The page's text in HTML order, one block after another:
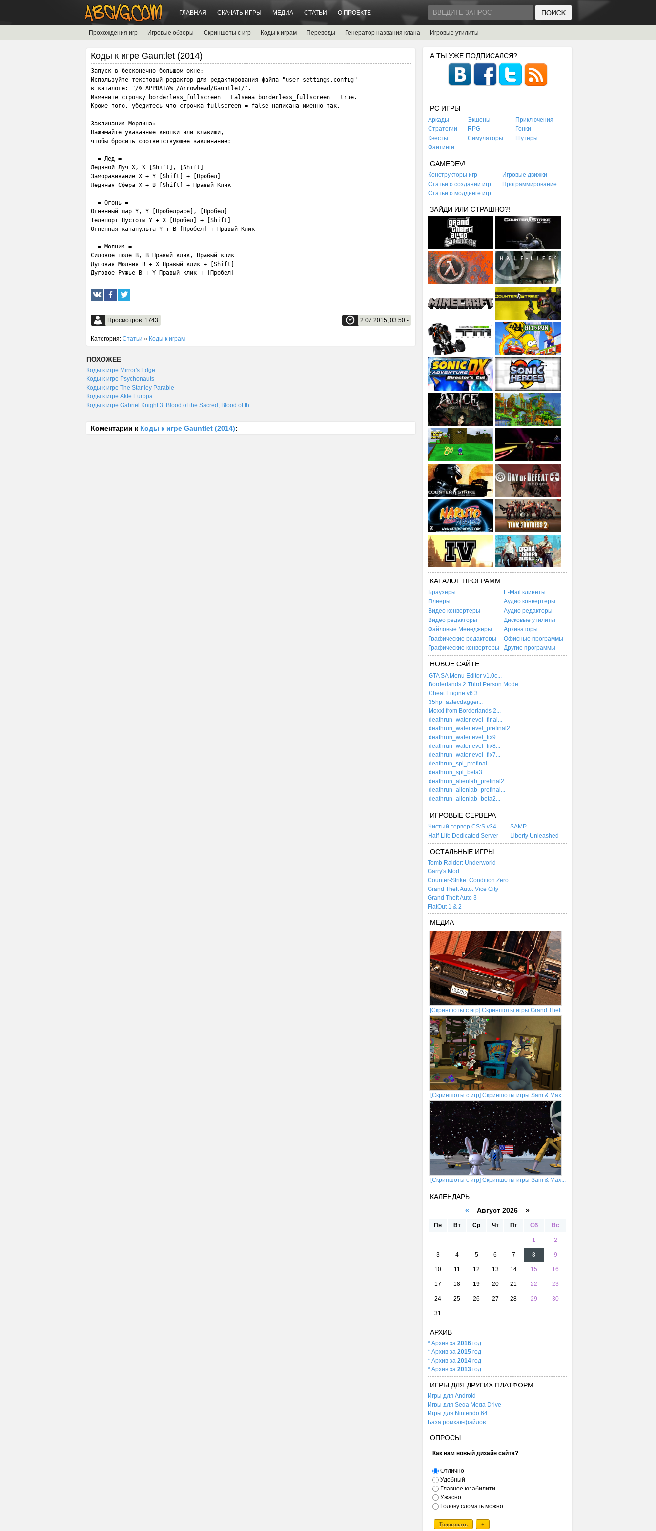
ГЛАВНАЯ СКАЧАТЬ ИГРЫ МЕДИА СТАТЬИ О ПРОЕКТЕ
Прохождения игр Игровые обзоры Скриншоты с игр Коды к играм Переводы Генератор названия клана Игровые утилиты
Коды к игре Gauntlet (2014)
Запуск в бесконечно большом окне:
Используйте текстовый редактор для редактирования файла "user_settings.config"
в каталоге: "/% APPDATA% /Arrowhead/Gauntlet/".
Измените строчку borderless_fullscreen = Falseна borderless_fullscreen = true.
Кроме того, убедитесь что строчка fullscreen = false написана именно так.
Заклинания Мерлина:
Нажимайте указанные кнопки или клавиши,
чтобы бросить соответствующее заклинание:
- = Лед = -
Ледяной Луч X, X [Shift], [Shift]
Замораживание X + Y [Shift] + [Пробел]
Ледяная Сфера X + B [Shift] + Правый Клик
- = Огонь = -
Огненный шар Y, Y [Пробелpace], [Пробел]
Телепорт Пустоты Y + X [Пробел] + [Shift]
Огненная катапульта Y + B [Пробел] + Правый Клик
- = Молния = -
Силовое поле B, B Правый клик, Правый клик
Дуговая Молния B + X Правый клик + [Shift]
Дуговое Ружье B + Y Правый клик + [Пробел]
Просмотров: 1743 2.07.2015, 03:50 -
Категория: Статьи » Коды к играм
ПОХОЖЕЕ
Коды к игре Mirror's Edge
Коды к игре Psychonauts
Коды к игре The Stanley Parable
Коды к игре Akte Europa
Коды к игре Gabriel Knight 3: Blood of the Sacred, Blood of th
Коментарии к Коды к игре Gauntlet (2014):
А ТЫ УЖЕ ПОДПИСАЛСЯ?
PC ИГРЫ
Аркады Экшены
Приключения
Стратегии
RPG
Гонки
Квесты
Симуляторы
Шутеры
Файтинги
GAMEDEV!
Конструкторы игр
Игровые движки
Статьи о создании игр
Программирование
Статьи о моддинге игр
ЗАЙДИ ИЛИ СТРАШНО?!
КАТАЛОГ ПРОГРАММ
Браузеры
E-Mail клиенты
Плееры
Аудио конвертеры
Видео конвертеры
Аудио редакторы
Видео редакторы
Дисковые утилиты
Файловые Менеджеры
Архиваторы
Графические редакторы
Офисные программы
Графические конвертеры
Другие программы
НОВОЕ САЙТЕ
GTA SA Menu Editor v1.0c...
Borderlands 2 Third Person Mode...
Cheat Engine v6.3...
35hp_aztecdagger...
Moxxi from Borderlands 2...
deathrun_waterlevel_final...
deathrun_waterlevel_prefinal2...
deathrun_waterlevel_fix9...
deathrun_waterlevel_fix8...
deathrun_waterlevel_fix7...
deathrun_spl_prefinal...
deathrun_spl_beta3...
deathrun_alienlab_prefinal2...
deathrun_alienlab_prefinal...
deathrun_alienlab_beta2...
ИГРОВЫЕ СЕРВЕРА
Чистый сервер CS:S v34
SAMP
Half-Life Dedicated Server
Liberty Unleashed
ОСТАЛЬНЫЕ ИГРЫ
Tomb Raider: Underworld
Garry's Mod
Counter-Strike: Condition Zero
Grand Theft Auto: Vice City
Grand Theft Auto 3
FlatOut 1 & 2
МЕДИА
[Скриншоты с игр] Скриншоты игры Grand Theft...
[Скриншоты с игр] Скриншоты игры Sam & Max...
[Скриншоты с игр] Скриншоты игры Sam & Max...
КАЛЕНДАРЬ
« Август 2026 »
Пн Вт Ср Чт Пт Сб Вс
1 2
3 4 5 6 7 8 9
10 11 12 13 14 15 16
17 18 19 20 21 22 23
24 25 26 27 28 29 30
31
АРХИВ
* Архив за 2016 год
* Архив за 2015 год
* Архив за 2014 год
* Архив за 2013 год
ИГРЫ ДЛЯ ДРУГИХ ПЛАТФОРМ
Игры для Android
Игры для Sega Mega Drive
Игры для Nintendo 64
База ромхак-файлов
ОПРОСЫ
Как вам новый дизайн сайта?
Отлично
Удобный
Главное юзабилити
Ужасно
Голову сломать можно
Голосовать +